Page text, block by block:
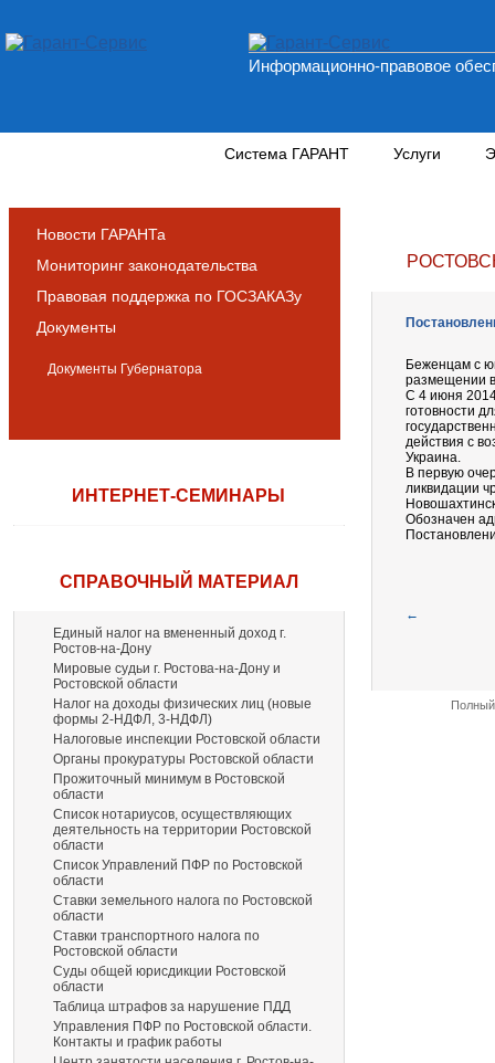
Информационно-правовое
Система ГАРАНТ Услуги
Новости ГАРАНТа
Мониторинг законодательства
Правовая поддержка по ГОСЗАКАЗу
Документы
Документы Губернатора
ИНТЕРНЕТ-СЕМИНАРЫ
СПРАВОЧНЫЙ МАТЕРИАЛ
Единый налог на вмененный доход г.
Ростов-на-Дону
Мировые судьи г. Ростова-на-Дону и
Ростовской области
Налог на доходы физических лиц (новые
формы 2-НДФЛ, 3-НДФЛ)
Налоговые инспекции Ростовской области
Органы прокуратуры Ростовской области
Прожиточный минимум в Ростовской
области
Список нотариусов, осуществляющих
деятельность на территории Ростовской
области
Список Управлений ПФР по Ростовской
области
Ставки земельного налога по Ростовской
области
Ставки транспортного налога по
Ростовской области
Суды общей юрисдикции Ростовской
области
Таблица штрафов за нарушение ПДД
Управления ПФР по Ростовской области.
Контакты и график работы
Беженцам с
размещении в
С 4 июня
готовности
действия с
Украина.
В первую
ликвидации
Обозначен
←